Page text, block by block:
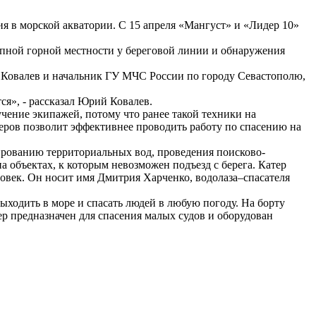
морской акватории. С 15 апреля «Мангуст» и «Лидер 10»
горной местности у береговой линии и обнаружения
и начальник ГУ МЧС России по городу Севастополю,
- рассказал Юрий Ковалев.
экипажей, потому что ранее такой техники на
позволит эффективнее проводить работу по спасению на
территориальных вод, проведения поисково-
к которым невозможен подъезд с берега. Катер
Он носит имя Дмитрия Харченко, водолаза–спасателя
в море и спасать людей в любую погоду. На борту
предназначен для спасения малых судов и оборудован